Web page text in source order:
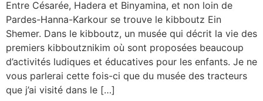
Entre Césarée, Hadera et Binyamina, et non loin de
Pardes-Hanna-Karkour se trouve le kibboutz Ein
Shemer. Dans le kibboutz, un musée qui décrit la vie des
premiers kibboutznikim où sont proposées beaucoup
d’activités ludiques et éducatives pour les enfants. Je ne
vous parlerai cette fois-ci que du musée des tracteurs
que j’ai visité dans le […]